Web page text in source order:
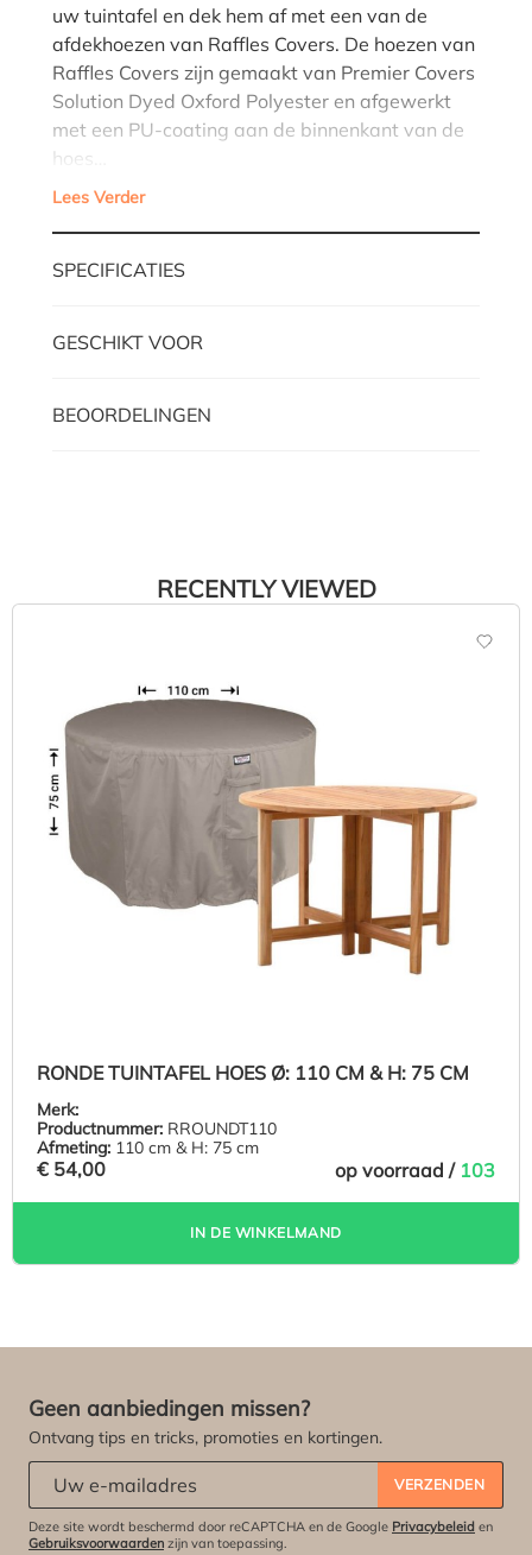
uw tuintafel en dek hem af met een van de
afdekhoezen van Raffles Covers. De hoezen van
Raffles Covers zijn gemaakt van Premier Covers
Solution Dyed Oxford Polyester en afgewerkt
met een PU-coating aan de binnenkant van de
hoes…
Lees Verder
SPECIFICATIES
GESCHIKT VOOR
BEOORDELINGEN
RECENTLY VIEWED
RONDE TUINTAFEL HOES Ø: 110 CM & H: 75 CM
Merk:
Productnummer: RROUNDT110
Afmeting: 110 cm & H: 75 cm
€ 54,00 op voorraad / 103
IN DE WINKELMAND
Geen aanbiedingen missen?
Ontvang tips en tricks, promoties en kortingen.
VERZENDEN
Deze site wordt beschermd door reCAPTCHA en de Google Privacybeleid en
Gebruiksvoorwaarden zijn van toepassing.